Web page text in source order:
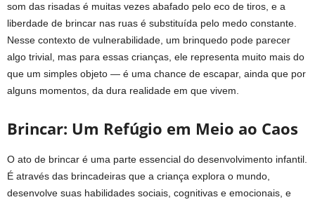
som das risadas é muitas vezes abafado pelo eco de tiros, e a
liberdade de brincar nas ruas é substituída pelo medo constante.
Nesse contexto de vulnerabilidade, um brinquedo pode parecer
algo trivial, mas para essas crianças, ele representa muito mais do
que um simples objeto — é uma chance de escapar, ainda que por
alguns momentos, da dura realidade em que vivem.
Brincar: Um Refúgio em Meio ao Caos
O ato de brincar é uma parte essencial do desenvolvimento infantil.
É através das brincadeiras que a criança explora o mundo,
desenvolve suas habilidades sociais, cognitivas e emocionais, e